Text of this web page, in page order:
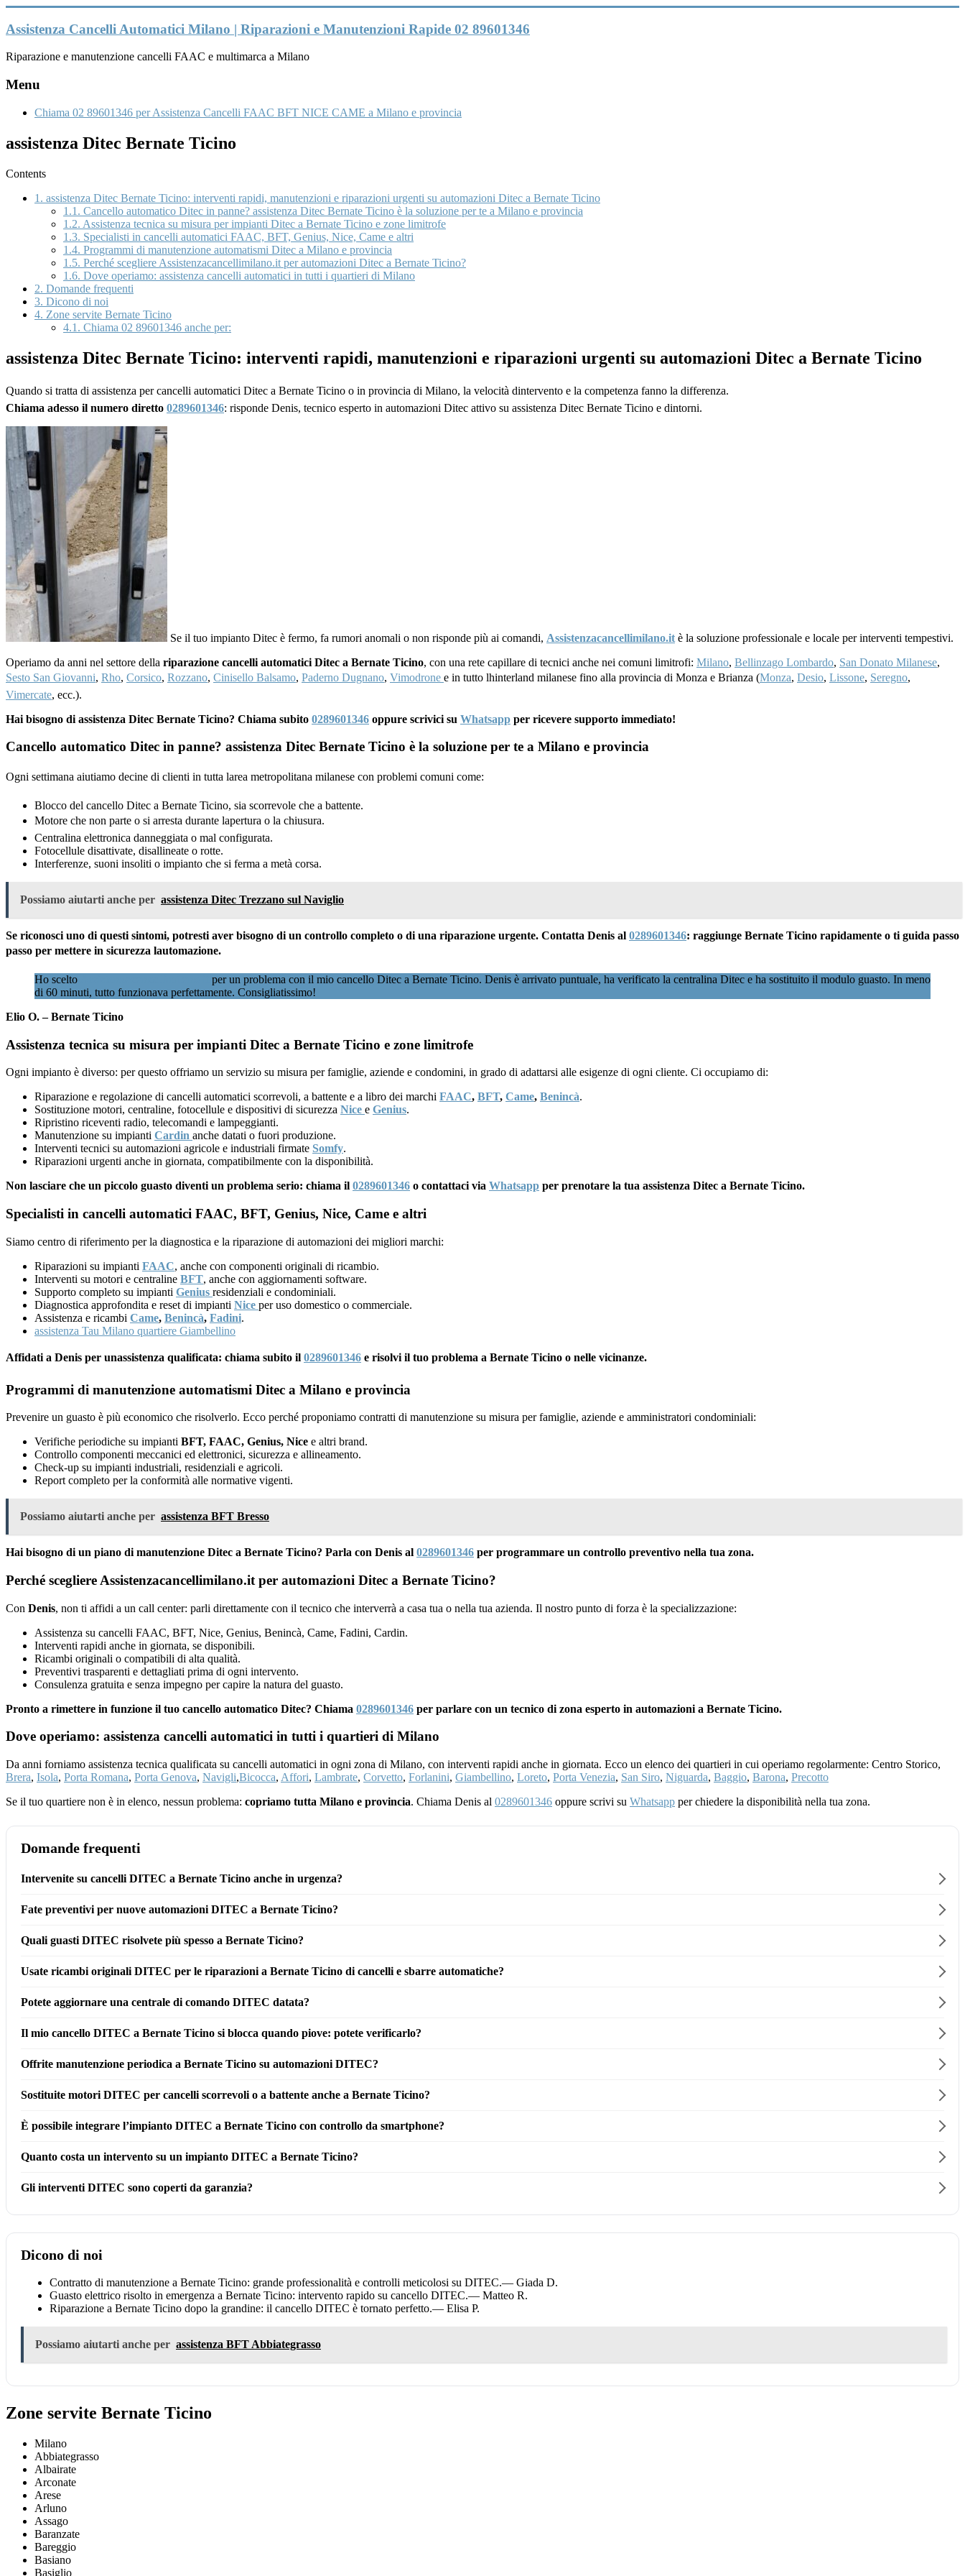
al
contenuto
Assistenza Cancelli Automatici Milano | Riparazioni e Manutenzioni Rapide 02 89601346
Riparazione e manutenzione cancelli FAAC e multimarca a Milano
Menu
Chiama 02 89601346 per Assistenza Cancelli FAAC BFT NICE CAME a Milano e provincia
assistenza Ditec Bernate Ticino
Contents
1. assistenza Ditec Bernate Ticino: interventi rapidi, manutenzioni e riparazioni urgenti su automazioni Ditec a Bernate Ticino
1.1. Cancello automatico Ditec in panne? assistenza Ditec Bernate Ticino è la soluzione per te a Milano e provincia
1.2. Assistenza tecnica su misura per impianti Ditec a Bernate Ticino e zone limitrofe
1.3. Specialisti in cancelli automatici FAAC, BFT, Genius, Nice, Came e altri
1.4. Programmi di manutenzione automatismi Ditec a Milano e provincia
1.5. Perché scegliere Assistenzacancellimilano.it per automazioni Ditec a Bernate Ticino?
1.6. Dove operiamo: assistenza cancelli automatici in tutti i quartieri di Milano
2. Domande frequenti
3. Dicono di noi
4. Zone servite Bernate Ticino
4.1. Chiama 02 89601346 anche per:
assistenza Ditec Bernate Ticino: interventi rapidi, manutenzioni e riparazioni urgenti su automazioni Ditec a Bernate Ticino
Quando si tratta di assistenza per cancelli automatici Ditec a Bernate Ticino o in provincia di Milano, la velocità dintervento e la competenza fanno la differenza.
Chiama adesso il numero diretto 0289601346: risponde Denis, tecnico esperto in automazioni Ditec attivo su assistenza Ditec Bernate Ticino e dintorni.
Se il tuo impianto Ditec è fermo, fa rumori anomali o non risponde più ai comandi, Assistenzacancellimilano.it è la soluzione professionale e locale per interventi tempestivi.
Operiamo da anni nel settore della riparazione cancelli automatici Ditec a Bernate Ticino, con una rete capillare di tecnici anche nei comuni limitrofi: Milano, Bellinzago Lombardo, San Donato Milanese,
Sesto San Giovanni, Rho, Corsico, Rozzano, Cinisello Balsamo, Paderno Dugnano, Vimodrone e in tutto lhinterland milanese fino alla provincia di Monza e Brianza (Monza, Desio, Lissone, Seregno,
Vimercate, ecc.).
Hai bisogno di assistenza Ditec Bernate Ticino? Chiama subito 0289601346 oppure scrivici su Whatsapp per ricevere supporto immediato!
Cancello automatico Ditec in panne? assistenza Ditec Bernate Ticino è la soluzione per te a Milano e provincia
Ogni settimana aiutiamo decine di clienti in tutta larea metropolitana milanese con problemi comuni come:
Blocco del cancello Ditec a Bernate Ticino, sia scorrevole che a battente.
Motore che non parte o si arresta durante lapertura o la chiusura.
Centralina elettronica danneggiata o mal configurata.
Fotocellule disattivate, disallineate o rotte.
Interferenze, suoni insoliti o impianto che si ferma a metà corsa.
Possiamo aiutarti anche per assistenza Ditec Trezzano sul Naviglio
Se riconosci uno di questi sintomi, potresti aver bisogno di un controllo completo o di una riparazione urgente. Contatta Denis al 0289601346: raggiunge Bernate Ticino rapidamente o ti guida passo
passo per mettere in sicurezza lautomazione.
Ho scelto
per un problema con il mio cancello Ditec a Bernate Ticino. Denis è arrivato puntuale, ha verificato la centralina Ditec e ha sostituito il modulo guasto. In meno
di 60 minuti, tutto funzionava perfettamente. Consigliatissimo!
Elio O. – Bernate Ticino
Assistenza tecnica su misura per impianti Ditec a Bernate Ticino e zone limitrofe
Ogni impianto è diverso: per questo offriamo un servizio su misura per famiglie, aziende e condomini, in grado di adattarsi alle esigenze di ogni cliente. Ci occupiamo di:
Riparazione e regolazione di cancelli automatici scorrevoli, a battente e a libro dei marchi FAAC, BFT, Came, Benincà.
Sostituzione motori, centraline, fotocellule e dispositivi di sicurezza Nice e Genius.
Ripristino riceventi radio, telecomandi e lampeggianti.
Manutenzione su impianti Cardin anche datati o fuori produzione.
Interventi tecnici su automazioni agricole e industriali firmate Somfy.
Riparazioni urgenti anche in giornata, compatibilmente con la disponibilità.
Non lasciare che un piccolo guasto diventi un problema serio: chiama il 0289601346 o contattaci via Whatsapp per prenotare la tua assistenza Ditec a Bernate Ticino.
Specialisti in cancelli automatici FAAC, BFT, Genius, Nice, Came e altri
Siamo centro di riferimento per la diagnostica e la riparazione di automazioni dei migliori marchi:
Riparazioni su impianti FAAC, anche con componenti originali di ricambio.
Interventi su motori e centraline BFT, anche con aggiornamenti software.
Supporto completo su impianti Genius residenziali e condominiali.
Diagnostica approfondita e reset di impianti Nice per uso domestico o commerciale.
Assistenza e ricambi Came, Benincà, Fadini.
assistenza Tau Milano quartiere Giambellino
Affidati a Denis per unassistenza qualificata: chiama subito il 0289601346 e risolvi il tuo problema a Bernate Ticino o nelle vicinanze.
Programmi di manutenzione automatismi Ditec a Milano e provincia
Prevenire un guasto è più economico che risolverlo. Ecco perché proponiamo contratti di manutenzione su misura per famiglie, aziende e amministratori condominiali:
Verifiche periodiche su impianti BFT, FAAC, Genius, Nice e altri brand.
Controllo componenti meccanici ed elettronici, sicurezza e allineamento.
Check-up su impianti industriali, residenziali e agricoli.
Report completo per la conformità alle normative vigenti.
Possiamo aiutarti anche per assistenza BFT Bresso
Hai bisogno di un piano di manutenzione Ditec a Bernate Ticino? Parla con Denis al 0289601346 per programmare un controllo preventivo nella tua zona.
Perché scegliere Assistenzacancellimilano.it per automazioni Ditec a Bernate Ticino?
Con Denis, non ti affidi a un call center: parli direttamente con il tecnico che interverrà a casa tua o nella tua azienda. Il nostro punto di forza è la specializzazione:
Assistenza su cancelli FAAC, BFT, Nice, Genius, Benincà, Came, Fadini, Cardin.
Interventi rapidi anche in giornata, se disponibili.
Ricambi originali o compatibili di alta qualità.
Preventivi trasparenti e dettagliati prima di ogni intervento.
Consulenza gratuita e senza impegno per capire la natura del guasto.
Pronto a rimettere in funzione il tuo cancello automatico Ditec? Chiama 0289601346 per parlare con un tecnico di zona esperto in automazioni a Bernate Ticino.
Dove operiamo: assistenza cancelli automatici in tutti i quartieri di Milano
Da anni forniamo assistenza tecnica qualificata su cancelli automatici in ogni zona di Milano, con interventi rapidi anche in giornata. Ecco un elenco dei quartieri in cui operiamo regolarmente: Centro Storico,
Brera, Isola, Porta Romana, Porta Genova, Navigli,Bicocca, Affori, Lambrate, Corvetto, Forlanini, Giambellino, Loreto, Porta Venezia, San Siro, Niguarda, Baggio, Barona, Precotto
Se il tuo quartiere non è in elenco, nessun problema: copriamo tutta Milano e provincia. Chiama Denis al 0289601346 oppure scrivi su Whatsapp per chiedere la disponibilità nella tua zona.
Domande frequenti
Intervenite su cancelli DITEC a Bernate Ticino anche in urgenza?
Fate preventivi per nuove automazioni DITEC a Bernate Ticino?
Quali guasti DITEC risolvete più spesso a Bernate Ticino?
Usate ricambi originali DITEC per le riparazioni a Bernate Ticino di cancelli e sbarre automatiche?
Potete aggiornare una centrale di comando DITEC datata?
Il mio cancello DITEC a Bernate Ticino si blocca quando piove: potete verificarlo?
Offrite manutenzione periodica a Bernate Ticino su automazioni DITEC?
Sostituite motori DITEC per cancelli scorrevoli o a battente anche a Bernate Ticino?
È possibile integrare l’impianto DITEC a Bernate Ticino con controllo da smartphone?
Quanto costa un intervento su un impianto DITEC a Bernate Ticino?
Gli interventi DITEC sono coperti da garanzia?
Dicono di noi
Contratto di manutenzione a Bernate Ticino: grande professionalità e controlli meticolosi su DITEC.— Giada D.
Guasto elettrico risolto in emergenza a Bernate Ticino: intervento rapido su cancello DITEC.— Matteo R.
Riparazione a Bernate Ticino dopo la grandine: il cancello DITEC è tornato perfetto.— Elisa P.
Possiamo aiutarti anche per assistenza BFT Abbiategrasso
Zone servite Bernate Ticino
Milano
Abbiategrasso
Albairate
Arconate
Arese
Arluno
Assago
Baranzate
Bareggio
Basiano
Basiglio